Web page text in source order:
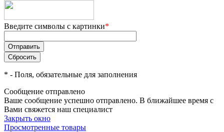
Введите символы с картинки*
* - Поля, обязательные для заполнения
Сообщение отправлено
Ваше сообщение успешно отправлено. В ближайшее время с
Вами свяжется наш специалист
Закрыть окно
Просмотренные товары